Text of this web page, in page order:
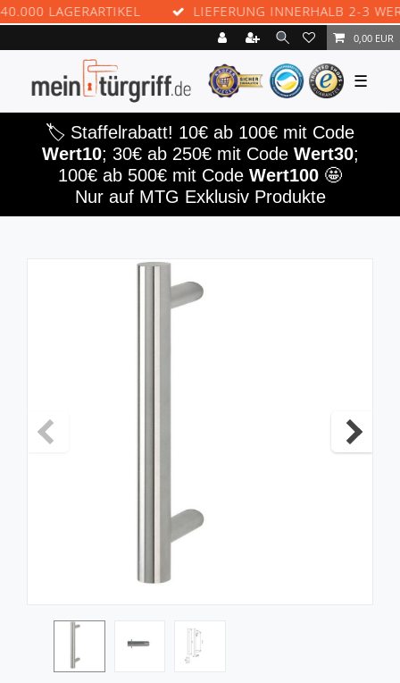
LAGERARTIKEL LIEFERUNG INNERHALB 2-3
0,00 EUR
☰
🏷️ Staffelrabatt! 10€ ab 100€ mit Code
Wert10; 30€ ab 250€ mit Code Wert30;
100€ ab 500€ mit Code Wert100 🤩
Nur auf MTG Exklusiv Produkte